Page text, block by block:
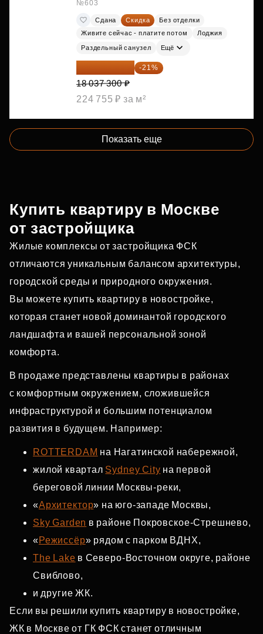
№603
Сдана Скидка
Без отделки
Живите сейчас - платите потом
Лоджия
Раздельный санузел Ещё
14 249 467 ₽ -21%
18 037 300 ₽
224 755 ₽ за м²
Показать еще
Купить квартиру в Москве
от застройщика
Жилые комплексы от застройщика ФСК
отличаются уникальным балансом архитектуры,
городской среды и природного окружения.
Вы можете купить квартиру в новостройке,
которая станет новой доминантой городского
ландшафта и вашей персональной зоной
комфорта.
В продаже представлены квартиры в районах
с комфортным окружением, сложившейся
инфраструктурой и большим потенциалом
развития в будущем. Например:
ROTTERDAM на Нагатинской набережной,
жилой квартал Sydney City на первой
береговой линии Москвы‑реки,
«Архитектор» на юго‑западе Москвы,
Sky Garden в районе Покровское‑Стрешнево,
«Режиссёр» рядом с парком ВДНХ,
The Lake в Северо‑Восточном округе, районе
Свиблово,
и другие ЖК.
Если вы решили купить квартиру в новостройке,
ЖК в Москве от ГК ФСК станет отличным